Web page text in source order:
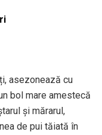
asezonează cu
bol mare amestecă
și mărarul,
de pui tăiată în